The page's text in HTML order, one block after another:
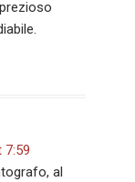
7:59
al